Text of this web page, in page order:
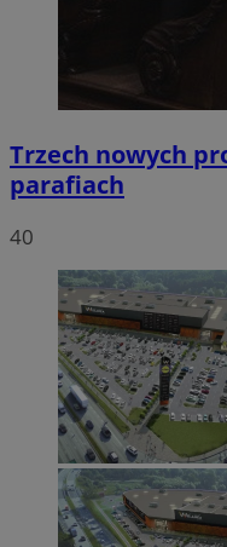
Trzech nowych
parafiach
40